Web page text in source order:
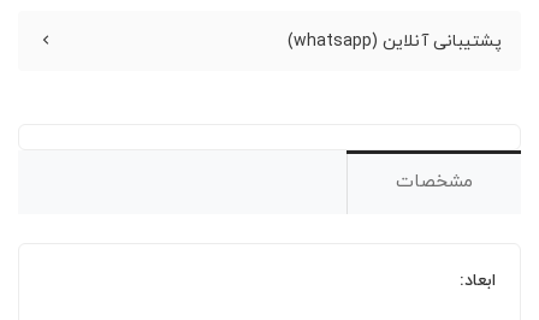
پشتیبانی آنلاین (whatsapp)
مشخصات
ابعاد: